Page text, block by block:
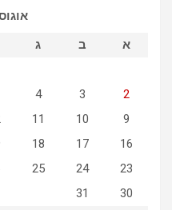
אוגוסט
א
ב ג
2
3
4
9
10
11
16
17
18
23
24
25
30
31